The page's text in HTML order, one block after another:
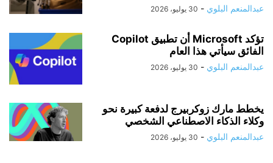
عبدالمنعم البلوي - 30 يوليو، 2026
تؤكد Microsoft أن تطبيق Copilot
الفائق سيأتي هذا العام
عبدالمنعم البلوي - 30 يوليو، 2026
يخطط مارك زوكربيرج لدفعة كبيرة نحو
وكلاء الذكاء الاصطناعي الشخصي
عبدالمنعم البلوي - 30 يوليو، 2026